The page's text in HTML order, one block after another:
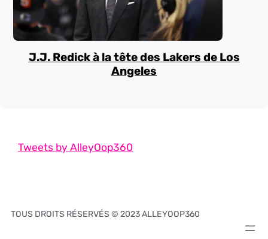
J.J. Redick à la tête des Lakers de Los
Angeles
Tweets by AlleyOop360
TOUS DROITS RÉSERVÉS © 2023 ALLEYOOP360